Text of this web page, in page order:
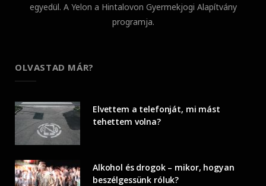
egyedül. A Yelon a Hintalovon Gyermekjogi Alapítvány
programja.
OLVASTAD MÁR?
Elvettem a telefonját, mi mást
tehettem volna?
Alkohol és drogok – mikor, hogyan
beszélgessünk róluk?